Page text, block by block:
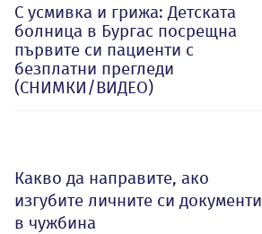
С усмивка и грижа: Детската
болница в Бургас посрещна
първите си пациенти с
безплатни прегледи
(СНИМКИ/ВИДЕО)
Какво да направите, ако
изгубите личните си документи
в чужбина